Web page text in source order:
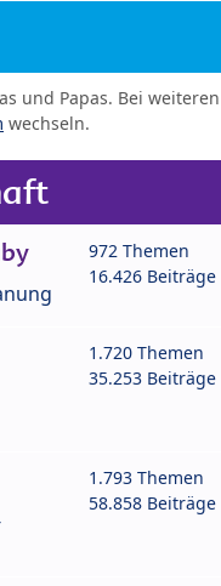
und Papas. Bei
wechseln.
972 Themen
16.426 Beiträge
1.720 Themen
35.253 Beiträge
1.793 Themen
58.858 Beiträge